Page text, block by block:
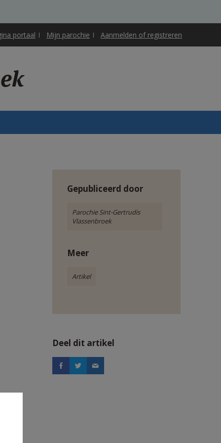
portaal Mijn parochie Aanmelden of registreren
Gepubliceerd door
Parochie Sint-Gertrudis
Vlassenbroek
Meer
Artikel
Deel dit artikel